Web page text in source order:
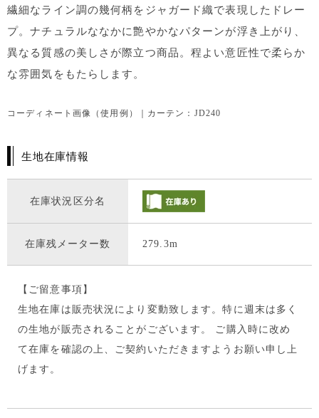
繊細なライン調の幾何柄をジャガード織で表現したドレー
プ。ナチュラルななかに艶やかなパターンが浮き上がり、
異なる質感の美しさが際立つ商品。程よい意匠性で柔らか
な雰囲気をもたらします。
コーディネート画像（使用例）｜カーテン：JD240
生地在庫情報
在庫状況区分名
在庫残メーター数 279.3m
【ご留意事項】
生地在庫は販売状況により変動致します。特に週末は多く
の生地が販売されることがございます。 ご購入時に改め
て在庫を確認の上、ご契約いただきますようお願い申し上
げます。